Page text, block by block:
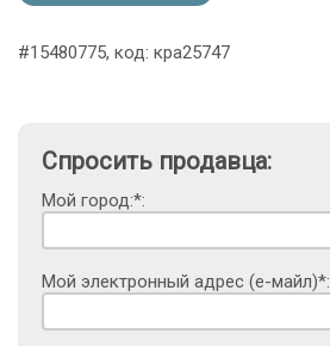
#15480775, код: кра25747
Спросить продавца:
Мой город:*:
Мой электронный адрес (е-майл)*: